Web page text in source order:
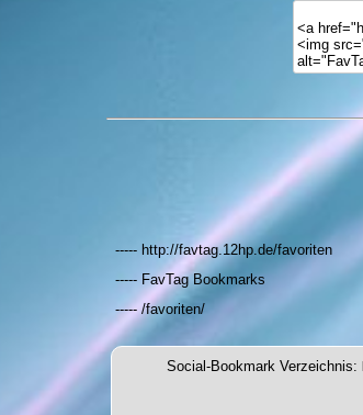
----- http://favtag.12hp.de/favoriten
----- FavTag Bookmarks
----- /favoriten/
Social-Bookmark Verzeichnis: